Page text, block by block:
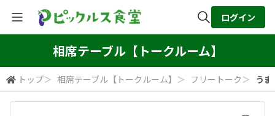
全体検索
検索
ログイン
相席テーブル【トークルーム】
トップ＞ 相席テーブル【トークルーム】 ＞ フリートーク ＞ う